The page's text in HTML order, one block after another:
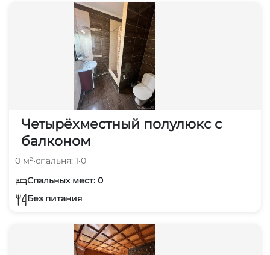
Четырёхместный полулюкс с
балконом
0 м²•спальня: 1•0
Спальных мест: 0
Без питания